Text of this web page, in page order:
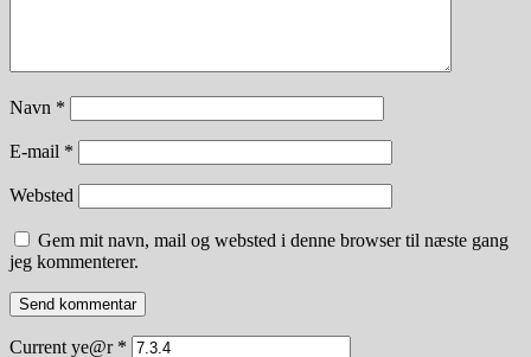
Navn *
E-mail *
Websted
Gem mit navn, mail og websted i denne browser til næste gang
jeg kommenterer.
Current ye@r *